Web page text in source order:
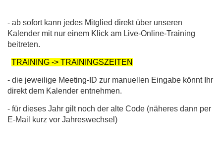
- ab sofort kann jedes Mitglied direkt über unseren
Kalender mit nur einem Klick am Live-Online-Training
beitreten.
TRAINING -> TRAINI NGSZEITEN
- die jeweilige Meeting-ID zur manuellen Eingabe könnt Ihr
direkt dem Kalender entnehmen.
- für dieses Jahr gilt noch der alte Code (näheres dann per
E-Mail kurz vor Jahreswechsel)